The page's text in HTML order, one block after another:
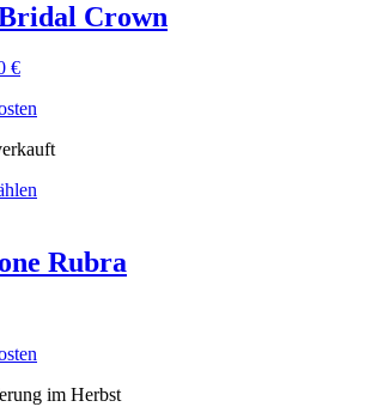
Crown
€
Rubra
im Herbst